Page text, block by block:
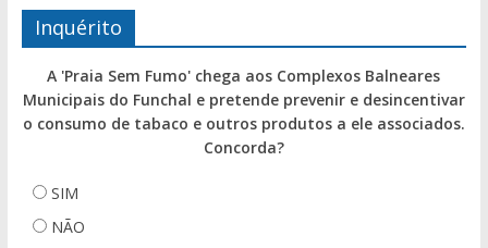
Inquérito
A 'Praia Sem Fumo' chega aos Complexos Balneares
Municipais do Funchal e pretende prevenir e desincentivar
o consumo de tabaco e outros produtos a ele associados.
Concorda?
SIM
NÃO